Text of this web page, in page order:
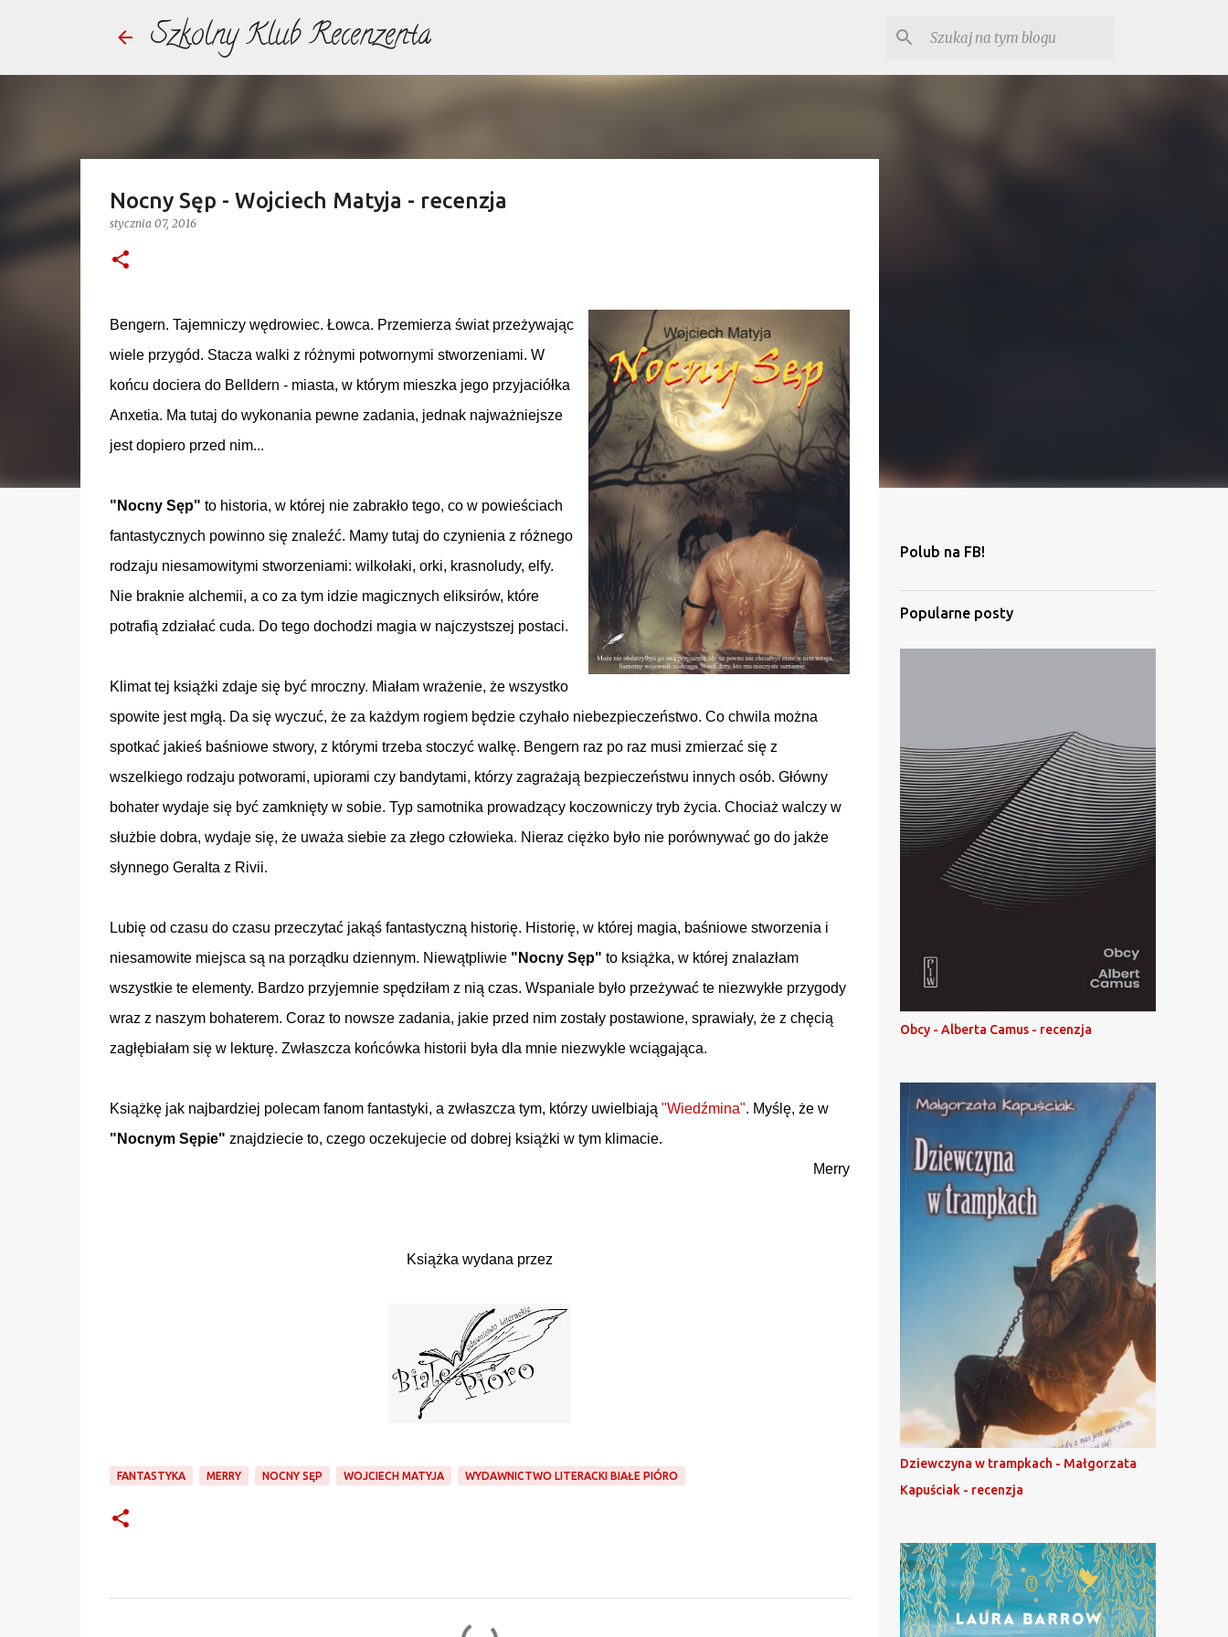
Szkolny Klub Recenzenta
Nocny Sęp - Wojciech Matyja - recenzja
stycznia 07, 2016
Bengern. Tajemniczy wędrowiec. Łowca. Przemierza świat przeżywając
wiele przygód. Stacza walki z różnymi potwornymi stworzeniami. W
końcu dociera do Belldern - miasta, w którym mieszka jego przyjaciółka
Anxetia. Ma tutaj do wykonania pewne zadania, jednak najważniejsze
jest dopiero przed nim...
"Nocny Sęp" to historia, w której nie zabrakło tego, co w powieściach
fantastycznych powinno się znaleźć. Mamy tutaj do czynienia z różnego
rodzaju niesamowitymi stworzeniami: wilkołaki, orki, krasnoludy, elfy.
Nie braknie alchemii, a co za tym idzie magicznych eliksirów, które
potrafią zdziałać cuda. Do tego dochodzi magia w najczystszej postaci.
Klimat tej książki zdaje się być mroczny. Miałam wrażenie, że wszystko
spowite jest mgłą. Da się wyczuć, że za każdym rogiem będzie czyhało niebezpieczeństwo. Co chwila można
spotkać jakieś baśniowe stwory, z którymi trzeba stoczyć walkę. Bengern raz po raz musi zmierzać się z
wszelkiego rodzaju potworami, upiorami czy bandytami, którzy zagrażają bezpieczeństwu innych osób. Główny
bohater wydaje się być zamknięty w sobie. Typ samotnika prowadzący koczowniczy tryb życia. Chociaż walczy w
służbie dobra, wydaje się, że uważa siebie za złego człowieka. Nieraz ciężko było nie porównywać go do jakże
słynnego Geralta z Rivii.
Lubię od czasu do czasu przeczytać jakąś fantastyczną historię. Historię, w której magia, baśniowe stworzenia i
niesamowite miejsca są na porządku dziennym. Niewątpliwie"Nocny Sęp" to książka, w której znalazłam
wszystkie te elementy. Bardzo przyjemnie spędziłam z nią czas. Wspaniale było przeżywać te niezwykłe przygody
wraz z naszym bohaterem. Coraz to nowsze zadania, jakie przed nim zostały postawione, sprawiały, że z chęcią
zagłębiałam się w lekturę. Zwłaszcza końcówka historii była dla mnie niezwykle wciągająca.
Książkę jak najbardziej polecam fanom fantastyki, a zwłaszcza tym, którzy uwielbiają "Wiedźmina". Myślę, że w
"Nocnym Sępie" znajdziecie to, czego oczekujecie od dobrej książki w tym klimacie.
Merry
Książka wydana przez
FANTASTYKA MERRY NOCNY SĘP WOJCIECH MATYJA WYDAWNICTWO LITERACKI BIAŁE PIÓRO
Polub na FB!
Popularne posty
Obcy - Alberta Camus - recenzja
Dziewczyna w trampkach - Małgorzata
Kapuściak - recenzja